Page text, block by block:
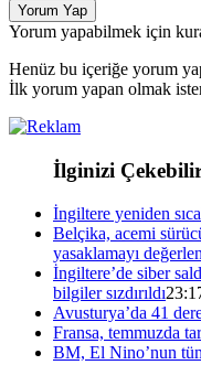
Yorum Yap
Yorum yapabilmek için
Henüz bu içeriğe yorum
İlk yorum yapan olmak
İlginizi
İngiltere yeniden
Belçika, acemi
yasaklamayı
İngiltere’de siber
bilgiler sızdırıldı
Avusturya’da 41
Fransa, temmuzda
BM, El Nino’nun